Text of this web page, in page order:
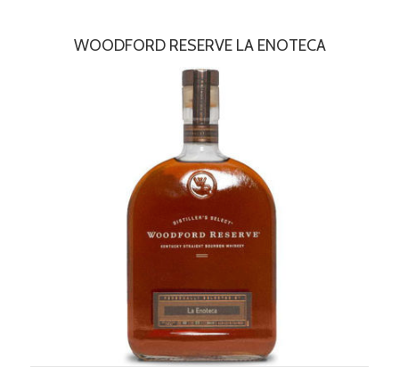
WOODFORD RESERVE LA ENOTECA